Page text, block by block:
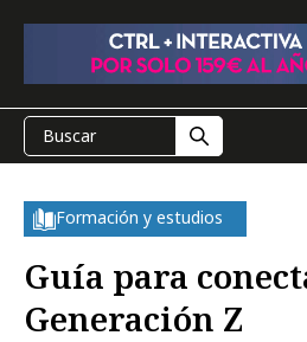
Formación y estudios
Guía para
Generación Z